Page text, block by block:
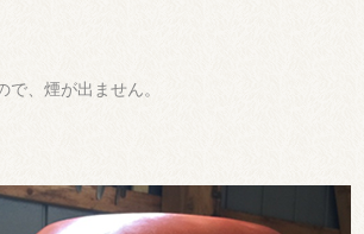
で、煙が出ません。